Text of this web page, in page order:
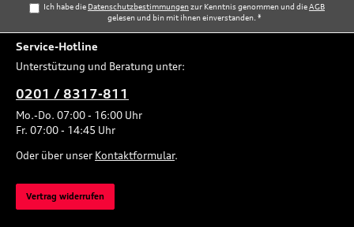
Ich habe die Datenschutzbestimmungenzur Kenntnis genommen und dieAGB
gelesen und bin mit ihnen einverstanden.*
Service-Hotline
Unterstützung und Beratung unter:
0201 / 8317-811
Mo.-Do. 07:00 - 16:00 Uhr
Fr. 07:00 - 14:45 Uhr
Oder über unser Kontaktformular.
Vertrag widerrufen